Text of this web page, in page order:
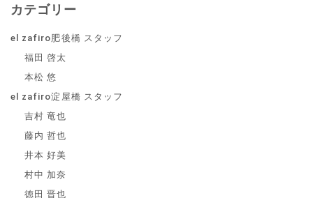
カテゴリー
el zafiro肥後橋 スタッフ
福田 啓太
本松 悠
el zafiro淀屋橋 スタッフ
吉村 竜也
藤内 哲也
井本 好美
村中 加奈
徳田 晋也